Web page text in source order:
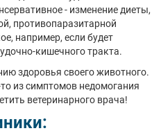
- изменение диеты,
противопаразитарной
например, если будет
кишечного тракта.
здоровья своего животного.
из симптомов недомогания
ветеринарного врача!